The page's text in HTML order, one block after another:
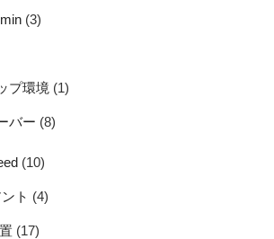
(3)
プ環境 (1)
バー (8)
(10)
ト (4)
(17)